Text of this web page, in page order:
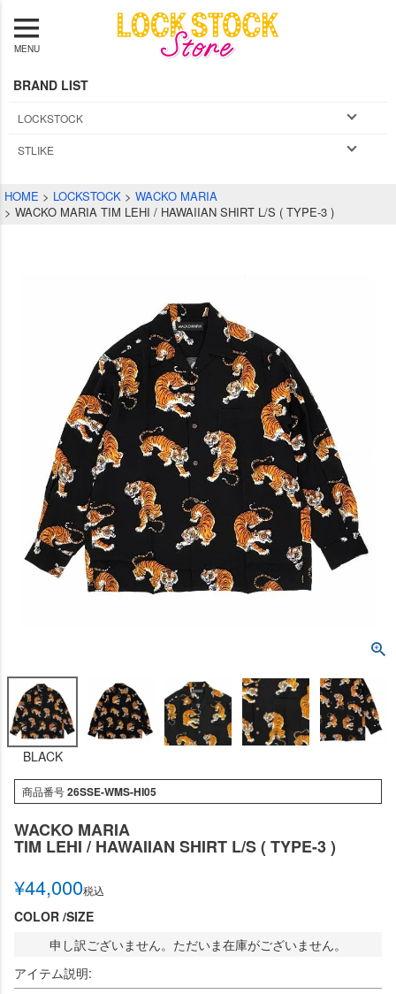
MENU
BRAND LIST
LOCKSTOCK
STLIKE
HOME LOCKSTOCK
WACKO MARIA
WACKO MARIA TIM LEHI / HAWAIIAN SHIRT L/S ( TYPE-3 )
BLACK
商品番号26SSE-WMS-HI05
WACKO MARIA
TIM LEHI / HAWAIIAN SHIRT L/S ( TYPE-3 )
¥44,000税込
COLOR SIZE
申し訳ございません。ただいま在庫がございません。
アイテム説明: